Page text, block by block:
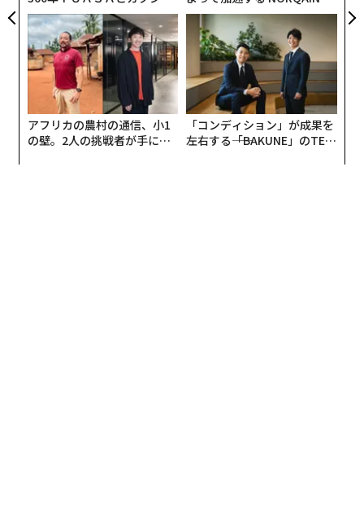
CEO田尻望が語る、AIを超え
る人の価値
PAN 特別座談会
アフリカの農村の通信、小1
の壁。2人の挑戦者が手にし
「コンディション」が成果を
左右する――「BAKUNE」のTEN